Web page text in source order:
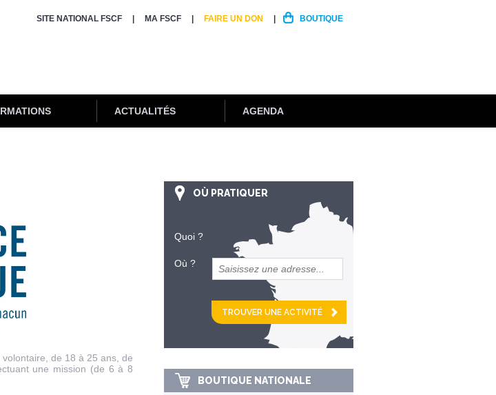
SITE NATIONAL FSCF MA FSCF FAIRE UN DON BOUTIQUE
ACTUALITÉS AGENDA
de 18 à 25 ans, de
une mission (de 6 à 8
OÙ PRATIQUER
Quoi ?
Où ?
et
km alentour
BOUTIQUE NATIONALE